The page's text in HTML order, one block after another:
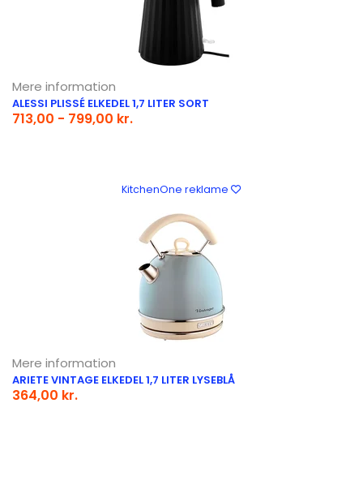
Mere information
ALESSI PLISSÉ ELKEDEL 1,7 LITER SORT
713,00 - 799,00 kr.
KitchenOne reklame
Mere information
ARIETE VINTAGE ELKEDEL 1,7 LITER LYSEBLÅ
364,00 kr.